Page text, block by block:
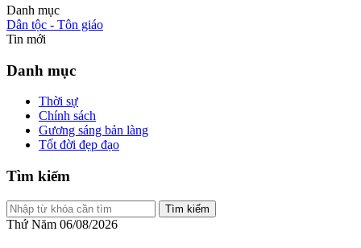
Danh mục
Dân tộc - Tôn giáo
Tin mới
Danh mục
Thời sự
Chính sách
Gương sáng bản làng
Tốt đời đẹp đạo
Tìm kiếm
Tìm kiếm
Thứ Năm 06/08/2026